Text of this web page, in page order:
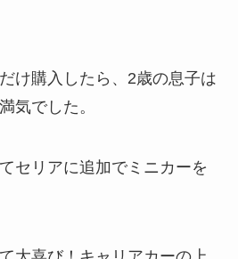
け購入したら、2歳の息子は
気でした。
セリアに追加でミニカーを